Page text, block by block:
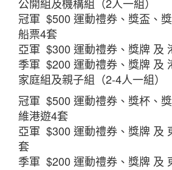
冠軍 $500 運動禮券、獎盃、
船票4套
亞軍 $300 運動禮券、獎牌 及
季軍 $200 運動禮券、獎牌 及
家庭組及親子組（2-4人一組）
冠軍 $500 運動禮券、獎杯、
維港遊4套
亞軍 $300 運動禮券、獎牌 及
套
季軍 $200 運動禮券、獎牌 及